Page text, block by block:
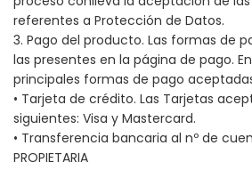
referentes a Protección de Datos.
3. Pago del producto. Las formas de
las presentes en la página de pago.
principales formas de pago
• Tarjeta de crédito. Las Tarjetas
siguientes: Visa y Mastercard.
• Transferencia bancaria al nº de
PROPIETARIA